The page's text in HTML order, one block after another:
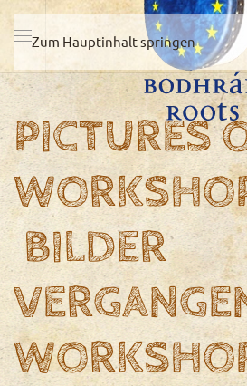
Zum Hauptinhalt springen
PICTURES
BILDER